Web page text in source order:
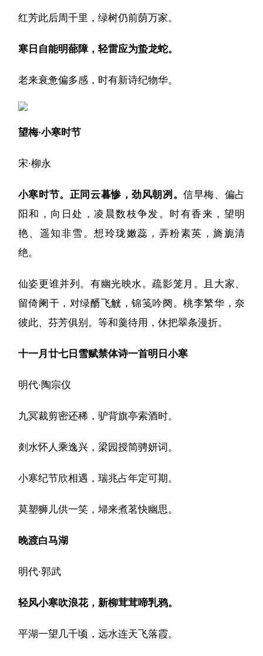
红芳此后周千里，绿树仍前荫万家。
寒日自能明蔀障，轻雷应为蛰龙蛇。
老来衰惫偏多感，时有新诗纪物华。
望梅·小寒时节
宋·柳永
小寒时节。正同云暮惨，劲风朝冽。信早梅、偏占
阳和，向日处，凌晨数枝争发。时有香来，望明
艳、遥知非雪。想玲珑嫩蕊，弄粉素英，旖旎清
绝。
仙姿更谁并列。有幽光映水。疏影笼月。且大家、
留倚阑干，对绿醑飞觥，锦笺吟阕。桃李繁华，奈
彼此、芬芳俱别。等和羹待用，休把翠条漫折。
十一月廿七日雪赋禁体诗一首明日小寒
明代·陶宗仪
九冥裁剪密还稀，驴背旗亭索酒时。
剡水怀人乘逸兴，梁园授简骋妍词。
小寒纪节欣相遇，瑞兆占年定可期。
莫塑狮儿供一笑，埽来煮茗快幽思。
晚渡白马湖
明代·郭武
轻风小寒吹浪花，新柳茸茸啼乳鸦。
平湖一望几千顷，远水连天飞落霞。